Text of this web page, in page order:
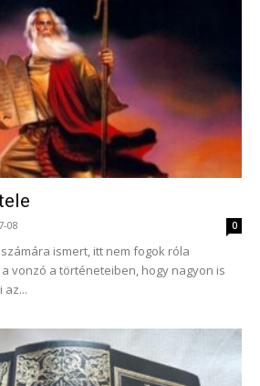
08 0
ismert, itt nem fogok róla
vonzó a történeteiben, hogy nagyon is
az...